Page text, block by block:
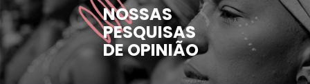
NOSSAS
PESQUISAS
DE OPINIÃO